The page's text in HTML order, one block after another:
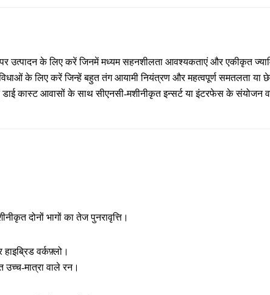
के लिए करें जिनमें मध्यम सहनशीलता आवश्यकताएं और एकीकृत
के लिए करें जिन्हें बहुत तंग आयामी नियंत्रण और महत्वपूर्ण समतलता या
कास्ट आवासों के साथ सीएनसी-मशीनीकृत इन्सर्ट या इंटरफेस के संयोजन
दोनों भागों का तेज पुनरावृत्ति।
वर्कफ़्लो।
मात्रा वाले रन।